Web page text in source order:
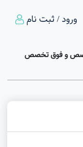
ورود / ثبت نام
و فوق تخصص